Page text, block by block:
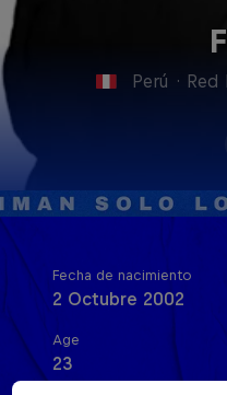
Perú ·
Fecha de nacimiento
2 Octubre 2002
Age
23